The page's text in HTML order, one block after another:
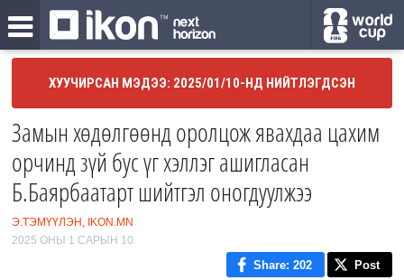
ХУУЧИРСАН МЭДЭЭ: 2025/01/10-НД НИЙТЛЭГДСЭН
Замын хөдөлгөөнд оролцож явахдаа цахим
орчинд зүй бус үг хэллэг ашигласан
Б.Баярбаатарт шийтгэл оногдуулжээ
Э.ТЭМҮҮЛЭН, IKON.MN
2025 ОНЫ 1 САРЫН 10
Share: 202 Post